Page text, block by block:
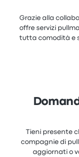
Grazie alla
offre servizi
tutta comodità e
Tieni presente
compagnie di
aggiornati o